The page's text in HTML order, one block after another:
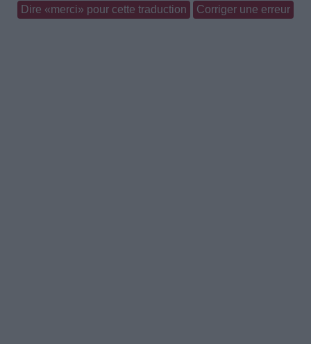
Dire «merci» pour cette traduction Corriger une erreur